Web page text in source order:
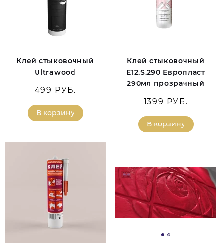
Клей стыковочный
Ultrawood
499 РУБ.
В корзину
Клей стыковочный
E12.S.290 Европласт
290мл прозрачный
1399 РУБ.
В корзину